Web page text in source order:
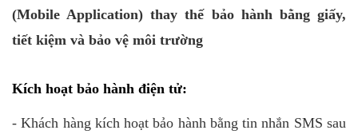
(Mobile Application) thay thế bảo hành bằng giấy,
tiết kiệm và bảo vệ môi trường
Kích hoạt bảo hành điện tử:
- Khách hàng kích hoạt bảo hành bằng tin nhắn SMS sau